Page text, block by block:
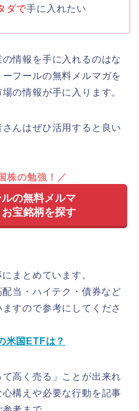
ダで手に入れたい
情報を手に入れるのはな
フールの無料メルマガを
の情報が手に入ります。
んはぜひ活用すると良い
株の勉強！／
の無料メルマ
宝銘柄を探す
まとめています。
当・ハイテク・債券など
すので参考にしてくださ
米国ETFは？
高く売る」ことが出来れ
構えや必要な行動を記事